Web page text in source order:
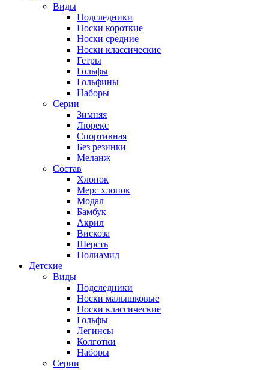
Виды
Подследники
Носки короткие
Носки средние
Носки классические
Гетры
Гольфы
Гольфины
Наборы
Серии
Зимняя
Люрекс
Спортивная
Без резинки
Меланж
Состав
Хлопок
Мерс хлопок
Модал
Бамбук
Акрил
Вискоза
Шерсть
Полиамид
Детские
Виды
Подследники
Носки малышковые
Носки классические
Гольфы
Легинсы
Колготки
Наборы
Серии